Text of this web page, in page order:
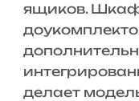
ящиков.
делает